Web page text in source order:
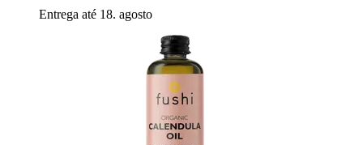
Entrega até 18. agosto